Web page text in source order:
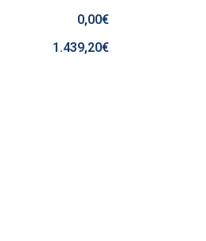
0,00€
1.439,20€